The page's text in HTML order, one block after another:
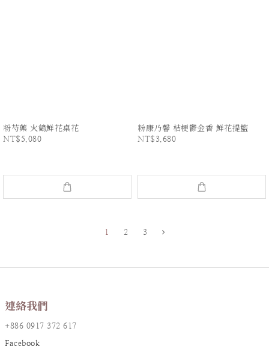
粉芍藥 火鶴鮮花桌花
NT$5,080
粉康乃馨 桔梗鬱金香 鮮花提籃
NT$3,680
1 2 3
連絡我們
+886 0917 372 617
Facebook